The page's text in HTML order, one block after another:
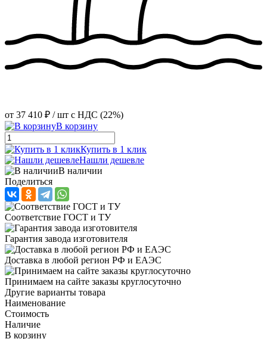
от 37 410 ₽ / шт с НДС (22%)
В корзину
Купить в 1 клик
Нашли дешевле
В наличии
Поделиться
Соответствие ГОСТ и ТУ
Гарантия завода изготовителя
Доставка в любой регион РФ и ЕАЭС
Принимаем на сайте заказы круглосуточно
Другие варианты товара
Наименование
Стоимость
Наличие
В корзину